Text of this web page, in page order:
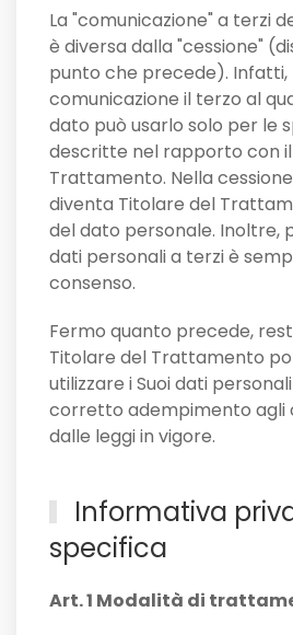
La "comunicazione" a terzi
è diversa dalla "cessione"
punto che precede). Infatti,
comunicazione il terzo al
dato può usarlo solo per le
descritte nel rapporto con
Trattamento. Nella
diventa Titolare del
del dato personale. Inoltre,
dati personali a terzi è
consenso.
Fermo quanto precede,
Titolare del Trattamento
utilizzare i Suoi dati
corretto adempimento agli
dalle leggi in vigore.
Informativa
specifica
Art. 1 Modalità di